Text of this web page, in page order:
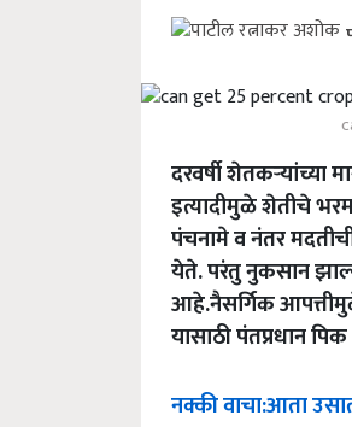
दरवर्षी शेतकऱ्यांच्या
इत्यादीमुळे शेतीचे
पंचनामे व नंतर
येते. परंतु नुकसान
आहे.नैसर्गिक
यासाठी पंतप्रधान
नक्कीवाचा:आता